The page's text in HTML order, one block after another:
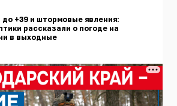
+39 и штормовые явления:
рассказали о погоде на
в выходные